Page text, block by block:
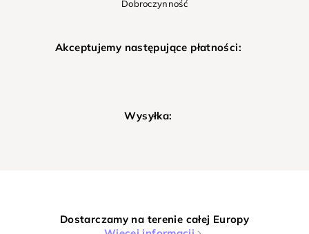
Dobroczynność
Akceptujemy następujące płatności:
Wysyłka:
Dostarczamy na terenie całej Europy